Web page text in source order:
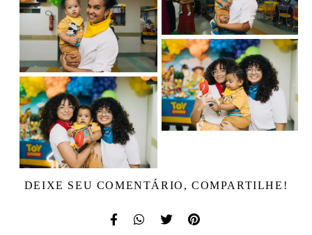
DEIXE SEU COMENTÁRIO, COMPARTILHE!